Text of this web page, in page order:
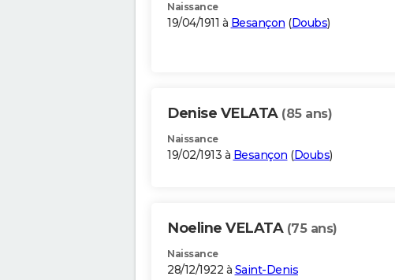
Naissance
19/04/1911 à Besançon (Doubs)
Denise VELATA (85 ans)
Naissance
19/02/1913 à Besançon (Doubs)
Noeline VELATA (75 ans)
Naissance
28/12/1922 à Saint-Denis